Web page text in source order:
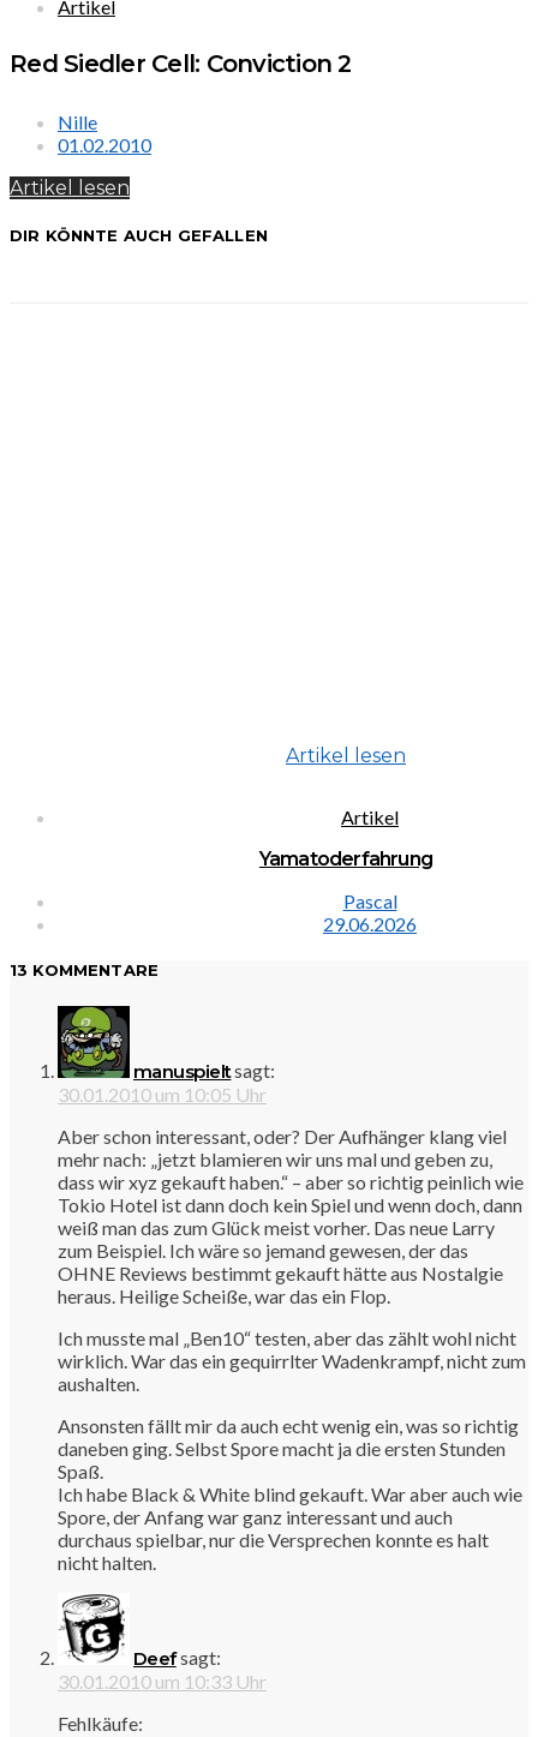
Artikel
Red Siedler Cell: Conviction 2
Nille
01.02.2010
Artikel lesen
DIR KÖNNTE AUCH GEFALLEN
Artikel lesen
Artikel
Yamatoderfahrung
Pascal
29.06.2026
13 KOMMENTARE
manuspieltsagt:
30.01.2010 um 10:05 Uhr
Aber schon interessant, oder? Der Aufhänger klang viel
mehr nach: „jetzt blamieren wir uns mal und geben zu,
dass wir xyz gekauft haben.“ – aber so richtig peinlich wie
Tokio Hotel ist dann doch kein Spiel und wenn doch, dann
weiß man das zum Glück meist vorher. Das neue Larry
zum Beispiel. Ich wäre so jemand gewesen, der das
OHNE Reviews bestimmt gekauft hätte aus Nostalgie
heraus. Heilige Scheiße, war das ein Flop.
Ich musste mal „Ben10“ testen, aber das zählt wohl nicht
wirklich. War das ein gequirrlter Wadenkrampf, nicht zum
aushalten.
Ansonsten fällt mir da auch echt wenig ein, was so richtig
daneben ging. Selbst Spore macht ja die ersten Stunden
Spaß.
Ich habe Black & White blind gekauft. War aber auch wie
Spore, der Anfang war ganz interessant und auch
durchaus spielbar, nur die Versprechen konnte es halt
nicht halten.
Deefsagt:
30.01.2010 um 10:33 Uhr
Fehlkäufe: